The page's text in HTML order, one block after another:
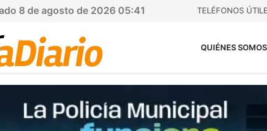
8 de agosto de 2026 05:41 TELÉFONOS
QUIÉNES SOMOS